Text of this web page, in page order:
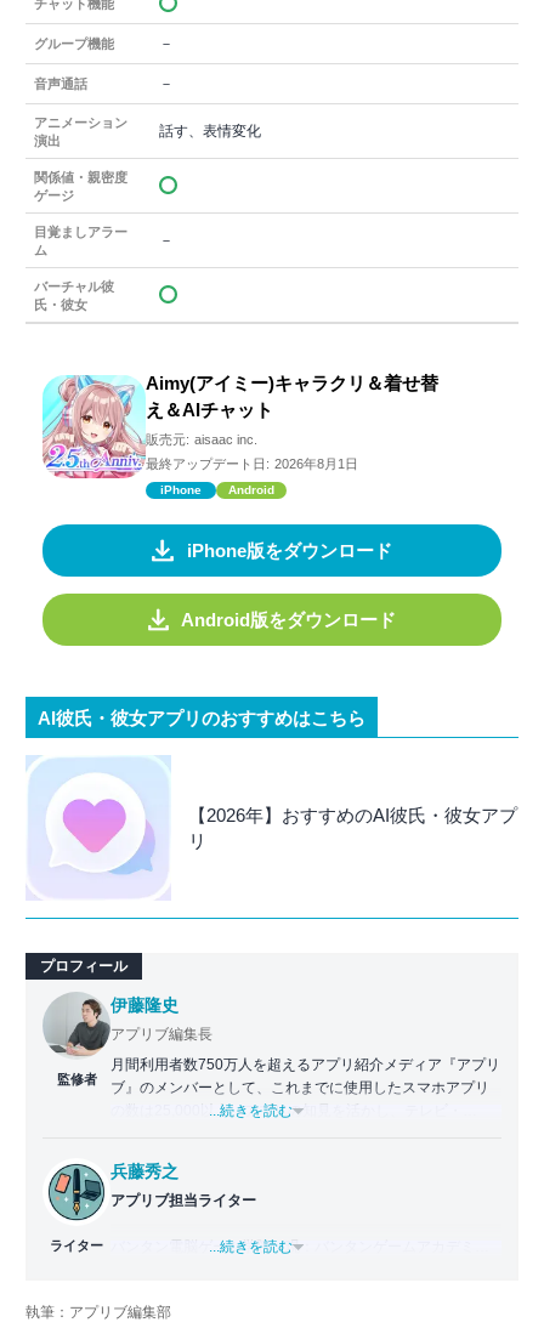
チャット機能
グループ機能 －
音声通話 －
アニメーション
演出
話す、表情変化
関係値・親密度
ゲージ
目覚ましアラー
ム
－
バーチャル彼
氏・彼女
Aimy(アイミー)キャラクリ＆着せ替
え＆AIチャット
販売元: aisaac inc.
最終アップデート日: 2026年8月1日
iPhone Android
iPhone版をダウンロード
Android版をダウンロード
AI彼氏・彼女アプリのおすすめはこちら
【2026年】おすすめのAI彼氏・彼女アプ
リ
プロフィール
監修者
伊藤隆史
アプリブ編集長
月間利用者数750万人を超えるアプリ紹介メディア『アプリ
ブ』のメンバーとして、これまでに使用したスマホアプリ
の数は25,000以上。アプリの知見を活かし、テレビ・
化アプリの紹介）、TBS『サタプラ』（スマホライフが変
わる神アプリの紹介）、J-WAVE『STEP ONE』（今話題の
...続きを読む
ライター
兵藤秀之
アプリブ担当ライター
バンタン電脳ゲーム学院（現：バンタンゲームアカデミ
タート。2014年からはヴォラーレ株式会社（現：ナイル株
...続きを読む
執筆：アプリブ編集部